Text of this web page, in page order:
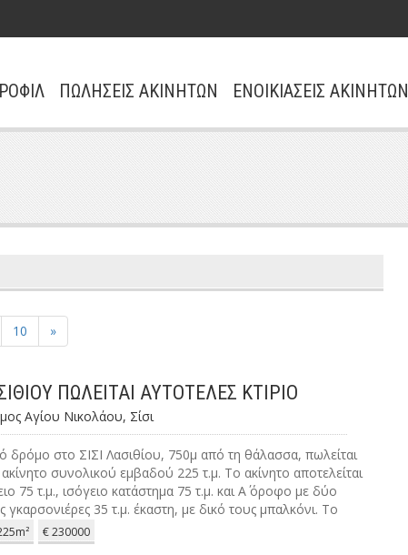
ΠΩΛΗΣΕΙΣ ΑΚΙΝΗΤΩΝ ΕΝΟΙΚΙΑΣΕΙΣ ΑΚΙΝΗΤΩΝ
10 »
ΠΩΛΕΙΤΑΙ ΑΥΤΟΤΕΛΕΣ ΚΤΙΡΙΟ
Αγίου Νικολάου, Σίσι
δρόμο στο ΣΙΣΙ Λασιθίου, 750μ από τη θάλασσα, πωλείται
συνολικού εμβαδού 225 τ.μ. Το ακίνητο αποτελείται
75 τ.μ., ισόγειο κατάστημα 75 τ.μ. και Α΄ όροφο με δύο
35 τ.μ. έκαστη, με δικό τους μπαλκόνι. Το
πλήρους ανακαίνισης και είναι κατάλληλο για επένδυση
ή μακροχρόνια εκμετάλλευση.
€ 230000